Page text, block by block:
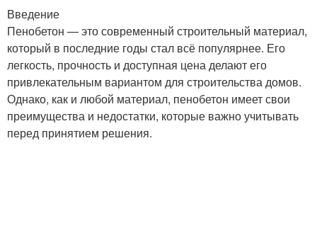
Введение
Пенобетон — это современный строительный материал,
который в последние годы стал всё популярнее. Его
легкость, прочность и доступная цена делают его
привлекательным вариантом для строительства домов.
Однако, как и любой материал, пенобетон имеет свои
преимущества и недостатки, которые важно учитывать
перед принятием решения.